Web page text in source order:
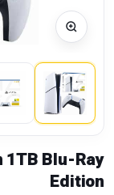
1TB Blu-Ray
Edition